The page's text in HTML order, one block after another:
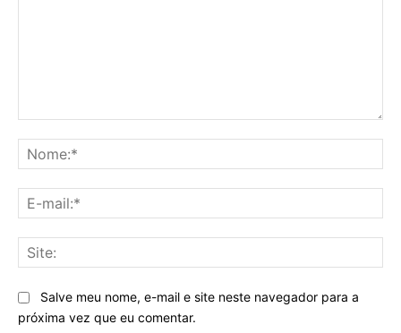
Salve meu nome, e-mail e site neste navegador para a
próxima vez que eu comentar.